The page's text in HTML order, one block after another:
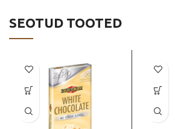
SEOTUD TOOTED